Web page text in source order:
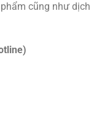
cũng như dịch